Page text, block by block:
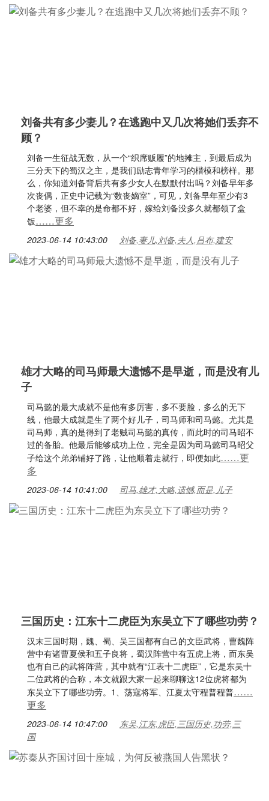
刘备共有多少妻儿？在逃跑中又几次将她们丢弃不
顾？
刘备一生征战无数，从一个“织席贩履”的地摊主，到最后成为
三分天下的蜀汉之主，是我们励志青年学习的楷模和榜样。那
么，你知道刘备背后共有多少女人在默默付出吗？刘备早年多
次丧偶，正史中记载为“数丧嫡室”，可见，刘备早年至少有3
个老婆，但不幸的是命都不好，嫁给刘备没多久就都领了盒
饭……更多
2023-06-14 10:43:00 刘备,妻儿,刘备,夫人,吕布,建安
雄才大略的司马师最大遗憾不是早逝，而是没有儿
子
司马懿的最大成就不是他有多厉害，多不要脸，多么的无下
线，他最大成就是生了两个好儿子，司马师和司马懿。尤其是
司马师，真的是得到了老贼司马懿的真传，而此时的司马昭不
过的备胎。他最后能够成功上位，完全是因为司马懿司马昭父
子给这个弟弟铺好了路，让他顺着走就行，即便如此……更
多
2023-06-14 10:41:00 司马,雄才,大略,遗憾,而是,儿子
三国历史：江东十二虎臣为东吴立下了哪些功劳？
汉末三国时期，魏、蜀、吴三国都有自己的文臣武将，曹魏阵
营中有诸曹夏侯和五子良将，蜀汉阵营中有五虎上将，而东吴
也有自己的武将阵营，其中就有“江表十二虎臣”，它是东吴十
二位武将的合称，本文就跟大家一起来聊聊这12位虎将都为
东吴立下了哪些功劳。1、荡寇将军、江夏太守程普程普……
更多
2023-06-14 10:47:00
东吴,江东,虎臣,三国历史,功劳,三
国